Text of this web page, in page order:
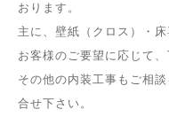
おります。
主に、壁紙（クロス）・床
お客様のご要望に応じて
その他の内装工事もご相
合せ下さい。